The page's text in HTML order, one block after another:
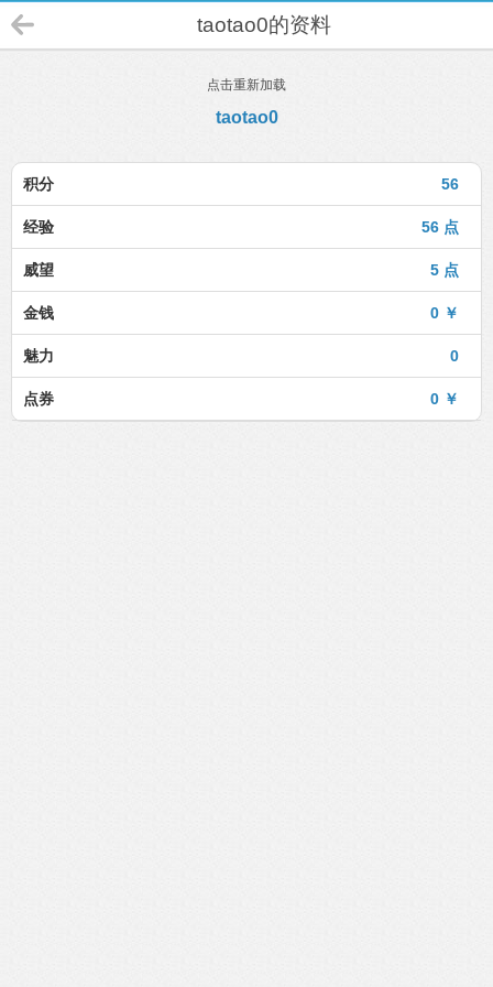
taotao0的资料
点击重新加载
taotao0
56
积分
56 点
经验
5 点
威望
0 ￥
金钱
0
魅力
0 ￥
点券